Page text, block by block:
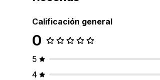
Calificación general
0
5
4